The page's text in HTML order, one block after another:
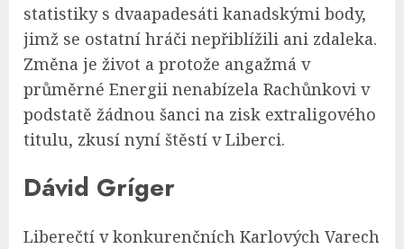
statistiky s dvaapadesáti kanadskými body,
jimž se ostatní hráči nepřiblížili ani zdaleka.
Změna je život a protože angažmá v
průměrné Energii nenabízela Rachůnkovi v
podstatě žádnou šanci na zisk extraligového
titulu, zkusí nyní štěstí v Liberci.
Dávid Gríger
Liberečtí v konkurenčních Karlových Varech